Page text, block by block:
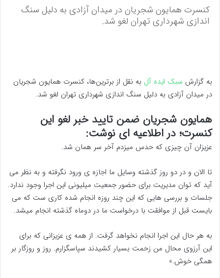
کنسرت همایون شجریان در میدان آزادی به دلیل سنگ
اندازی شهرداری تهران لغو شد.
به گزارش سبک ایده آل به نقل از برترین‌ها، کنسرت همایون شجریان
در میدان آزادی به دلیل سنگ اندازی شهرداری تهران لغو شد.
همایون شجریان ضمن تایید خبر لغو این
کنسرت؛ در اطلاعیه ای نوشت:
عزیزان آن چیزی که حدس میزدم آخر سر همان شد.
تا الان و در دو روز گذشته وسایل ما اجازه ی ورود نگرفته و به نظر می
آید که توان مدیریت برای حضور جمعیت میلیونی این اجرا وجود ندارد.
جلسات و بررسی هایی که این چند روزه انجام شده کاری ست که می
بایست قبل از موافقت با درخواست ما در دوماه گذشته انجام میشد.
به هر حال این اجرا انجام نخواهد گرفت. از همه ی عزیزانی که برای
این آرزوی محال من زحمت بسیار کشیدند سپاسگزارم. روز و روزگار بر
همگی خوش.»